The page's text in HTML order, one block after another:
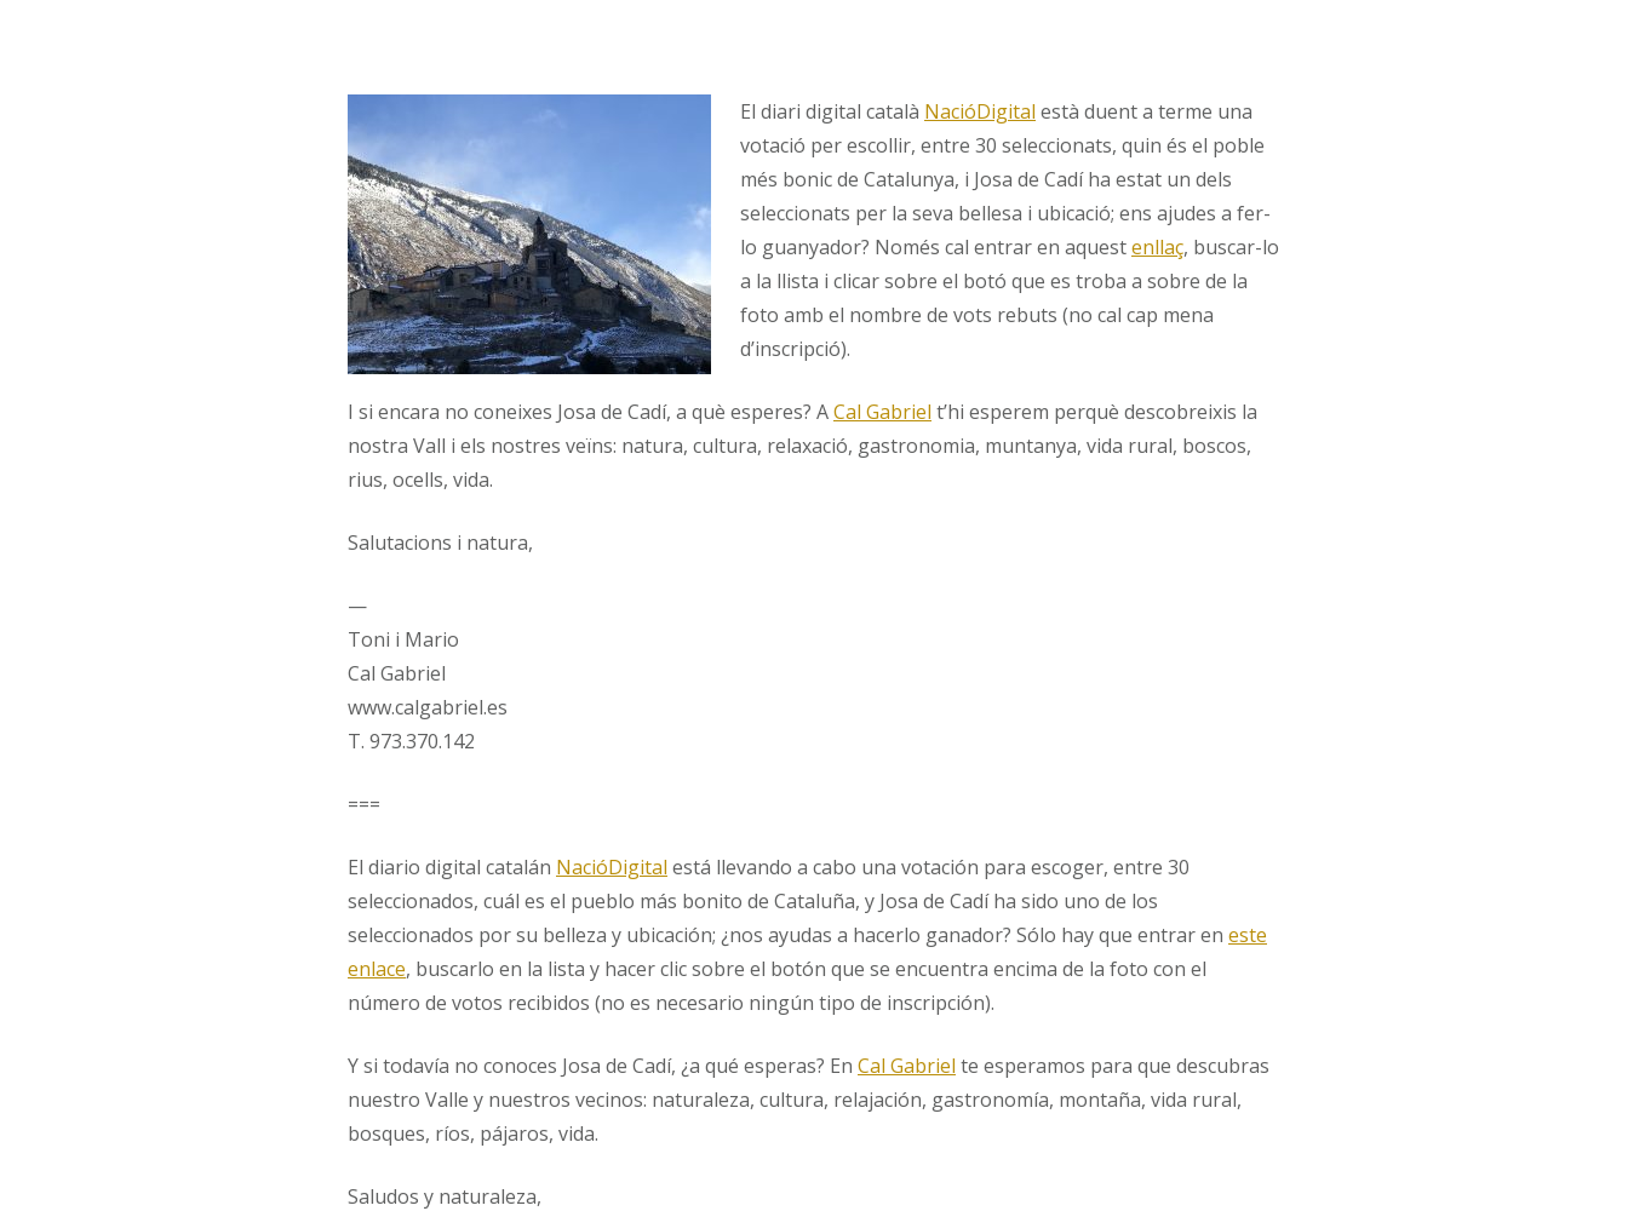
El diari digital català NacióDigital està duent a terme una
votació per escollir, entre 30 seleccionats, quin és el poble
més bonic de Catalunya, i Josa de Cadí ha estat un dels
seleccionats per la seva bellesa i ubicació; ens ajudes a fer-
lo guanyador? Només cal entrar en aquestenllaç, buscar-lo
a la llista i clicar sobre el botó que es troba a sobre de la
foto amb el nombre de vots rebuts (no cal cap mena
d’inscripció).
I si encara no coneixes Josa de Cadí, a què esperes? ACal Gabriel t’hi esperem perquè descobreixis la
nostra Vall i els nostres veïns: natura, cultura, relaxació, gastronomia, muntanya, vida rural, boscos,
rius, ocells, vida.
Salutacions i natura,
—
Toni i Mario
Cal Gabriel
www.calgabriel.es
T. 973.370.142
===
El diario digital catalán NacióDigital está llevando a cabo una votación para escoger, entre 30
seleccionados, cuál es el pueblo más bonito de Cataluña, y Josa de Cadí ha sido uno de los
seleccionados por su belleza y ubicación; ¿nos ayudas a hacerlo ganador? Sólo hay que entrar en este
enlace, buscarlo en la lista y hacer clic sobre el botón que se encuentra encima de la foto con el
número de votos recibidos (no es necesario ningún tipo de inscripción).
Y si todavía no conoces Josa de Cadí, ¿a qué esperas? En Cal Gabriel te esperamos para que descubras
nuestro Valle y nuestros vecinos: naturaleza, cultura, relajación, gastronomía, montaña, vida rural,
bosques, ríos, pájaros, vida.
Saludos y naturaleza,